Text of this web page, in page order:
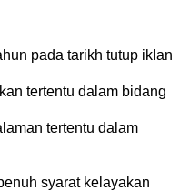
pada tarikh tutup iklan
tertentu dalam bidang
tertentu dalam
syarat kelayakan